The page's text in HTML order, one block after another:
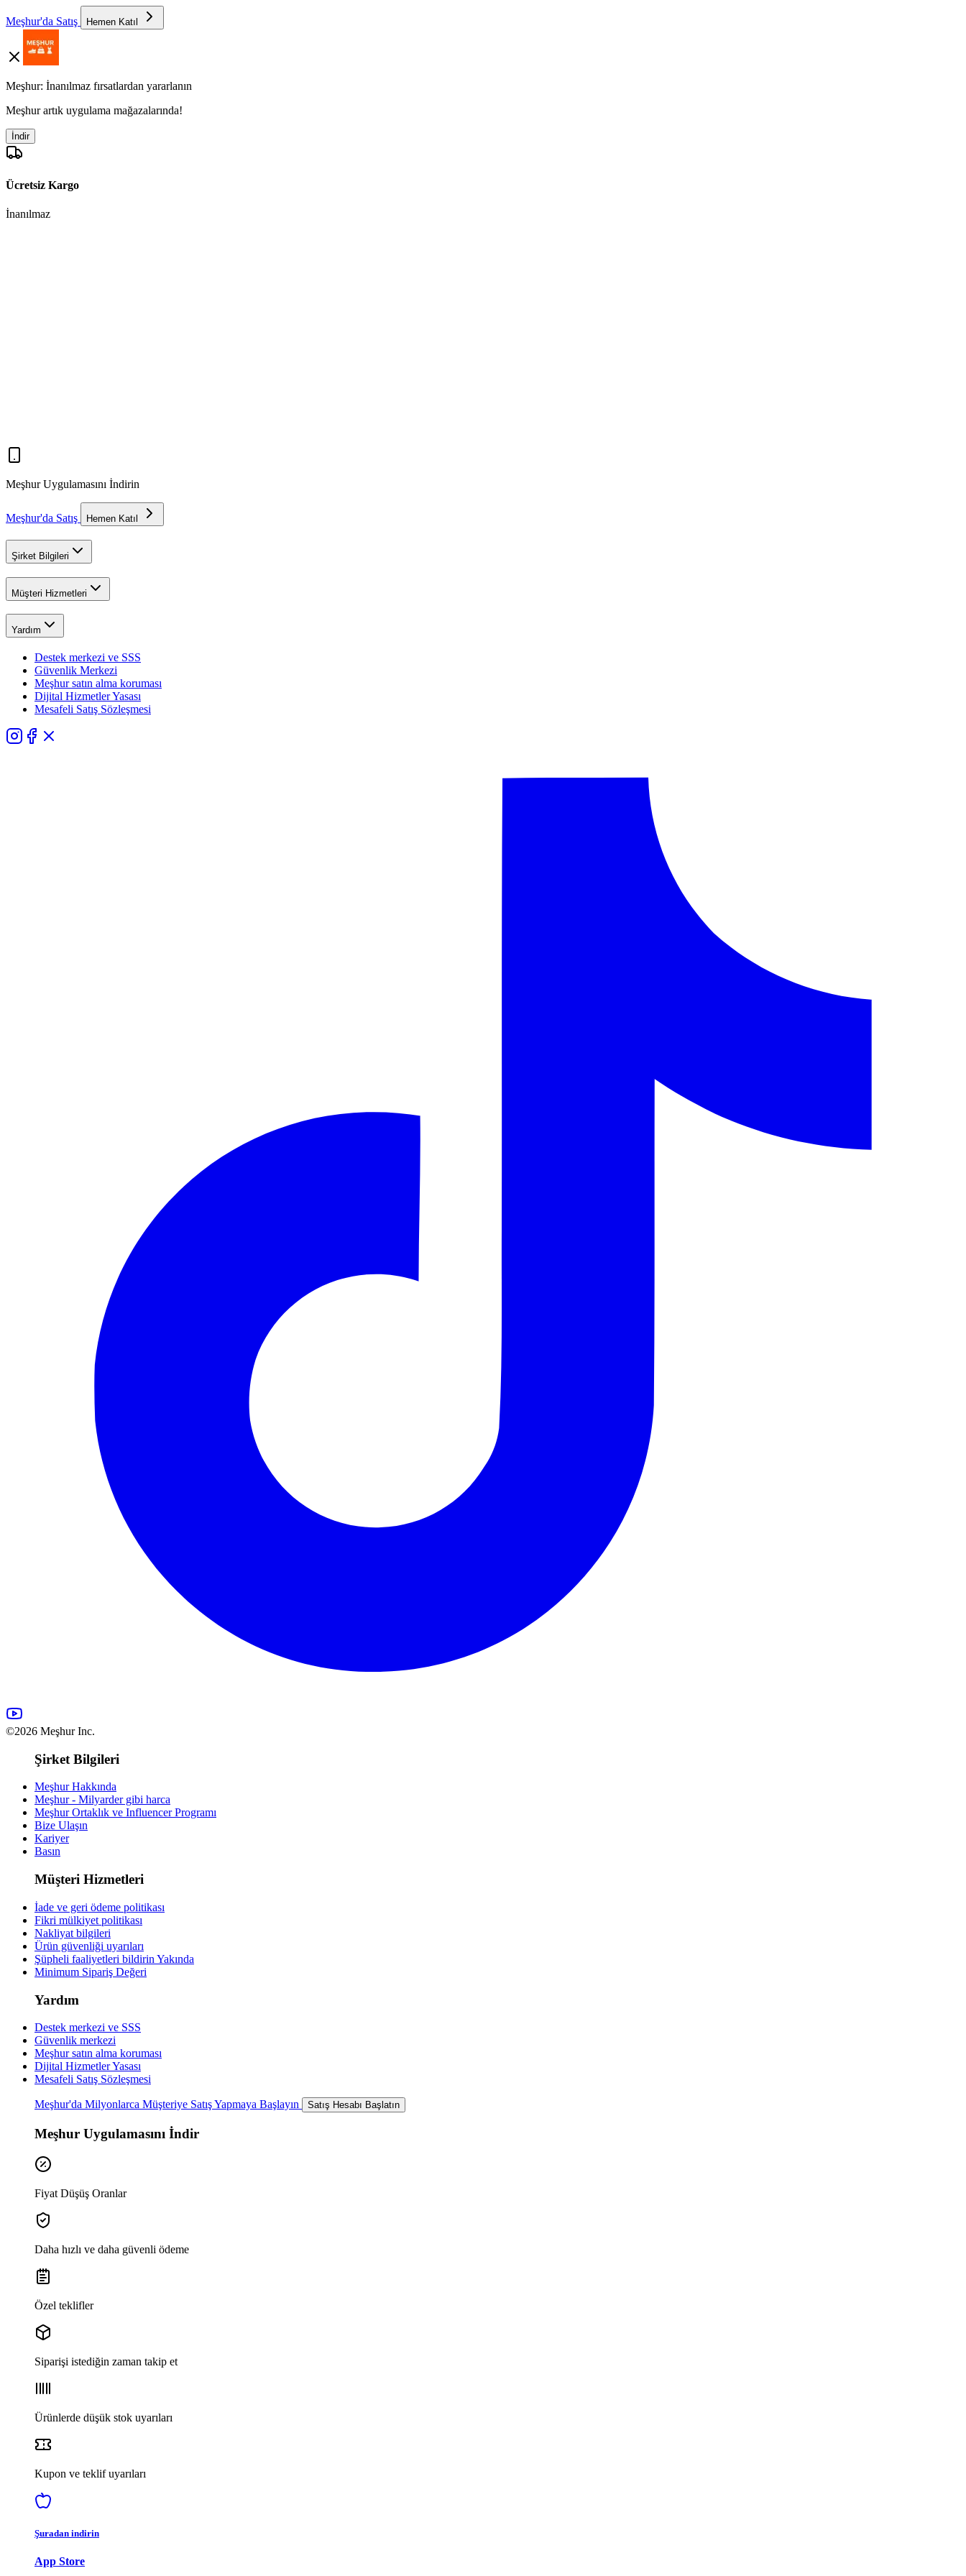
Meşhur'da Satış Hemen Katıl
Meşhur: İnanılmaz fırsatlardan yararlanın
Meşhur artık uygulama mağazalarında!
İndir
Ücretsiz Kargo
İnanılmaz
Meşhur Uygulamasını İndirin
Meşhur'da Satış Hemen Katıl
Şirket Bilgileri
Müşteri Hizmetleri
Yardım
Destek merkezi ve SSS
Güvenlik Merkezi
Meşhur satın alma koruması
Dijital Hizmetler Yasası
Mesafeli Satış Sözleşmesi
©2026 Meşhur Inc.
Şirket Bilgileri
Meşhur Hakkında
Meşhur - Milyarder gibi harca
Meşhur Ortaklık ve Influencer Programı
Bize Ulaşın
Kariyer
Basın
Müşteri Hizmetleri
İade ve geri ödeme politikası
Fikri mülkiyet politikası
Nakliyat bilgileri
Ürün güvenliği uyarıları
Şüpheli faaliyetleri bildirin Yakında
Minimum Sipariş Değeri
Yardım
Destek merkezi ve SSS
Güvenlik merkezi
Meşhur satın alma koruması
Dijital Hizmetler Yasası
Mesafeli Satış Sözleşmesi
Meşhur'da Milyonlarca Müşteriye Satış Yapmaya Başlayın Satış Hesabı Başlatın
Meşhur Uygulamasını İndir
Fiyat Düşüş Oranlar
Daha hızlı ve daha güvenli ödeme
Özel teklifler
Siparişi istediğin zaman takip et
Ürünlerde düşük stok uyarıları
Kupon ve teklif uyarıları
Şuradan indirin
App Store